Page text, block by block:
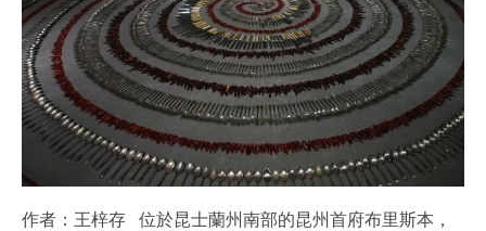
作者：王梓存 位於昆士蘭州南部的昆州首府布里斯本，